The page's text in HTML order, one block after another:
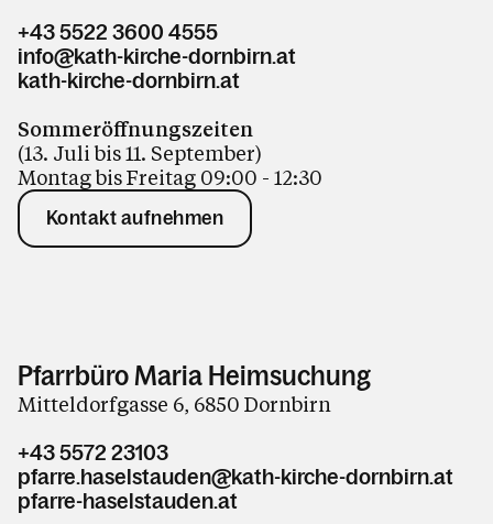
+43 5522 3600 4555
info@kath-kirche-dornbirn.at
kath-kirche-dornbirn.at
Sommeröffnungszeiten
(13. Juli bis 11. September)
Montag bis Freitag 09:00 - 12:30
Kontakt aufnehmen
Pfarrbüro Maria Heimsuchung
Mitteldorfgasse 6, 6850 Dornbirn
+43 5572 23103
pfarre.haselstauden@kath-kirche-dornbirn.at
pfarre-haselstauden.at